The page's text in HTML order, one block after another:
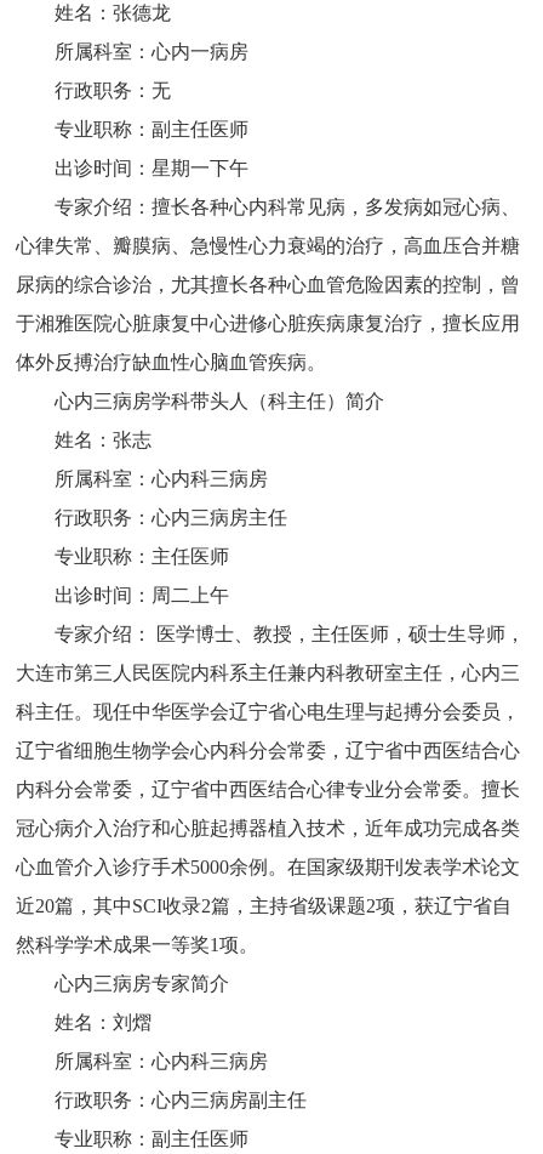
姓名：张德龙
所属科室：心内一病房
行政职务：无
专业职称：副主任医师
出诊时间：星期一下午
专家介绍：擅长各种心内科常见病，多发病如冠心病、
心律失常、瓣膜病、急慢性心力衰竭的治疗，高血压合并糖
尿病的综合诊治，尤其擅长各种心血管危险因素的控制，曾
于湘雅医院心脏康复中心进修心脏疾病康复治疗，擅长应用
体外反搏治疗缺血性心脑血管疾病。
心内三病房学科带头人（科主任）简介
姓名：张志
所属科室：心内科三病房
行政职务：心内三病房主任
专业职称：主任医师
出诊时间：周二上午
专家介绍： 医学博士、教授，主任医师，硕士生导师，
大连市第三人民医院内科系主任兼内科教研室主任，心内三
科主任。现任中华医学会辽宁省心电生理与起搏分会委员，
辽宁省细胞生物学会心内科分会常委，辽宁省中西医结合心
内科分会常委，辽宁省中西医结合心律专业分会常委。擅长
冠心病介入治疗和心脏起搏器植入技术，近年成功完成各类
心血管介入诊疗手术5000余例。在国家级期刊发表学术论文
近20篇，其中SCI收录2篇，主持省级课题2项，获辽宁省自
然科学学术成果一等奖1项。
心内三病房专家简介
姓名：刘熠
所属科室：心内科三病房
行政职务：心内三病房副主任
专业职称：副主任医师